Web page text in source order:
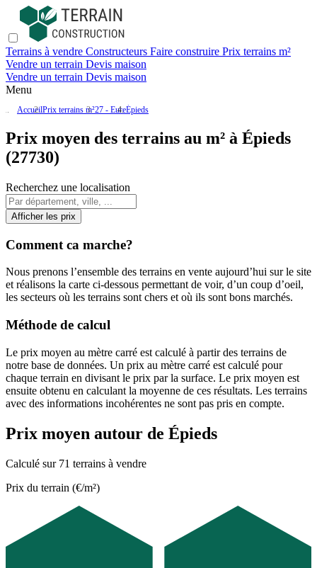
Terrains à vendre Constructeurs Faire construire Prix terrains m²
Vendre un terrain Devis maison
Vendre un terrain Devis maison
Menu
AccueilPrix terrains m²27 - EureÉpieds
Prix moyen des terrains au m² à Épieds
(27730)
Recherchez une localisation
Afficher les prix
Comment ca marche?
Nous prenons l’ensemble des terrains en vente aujourd’hui sur le site
et réalisons la carte ci-dessous permettant de voir, d’un coup d’oeil,
les secteurs où les terrains sont chers et où ils sont bons marchés.
Méthode de calcul
Le prix moyen au mètre carré est calculé à partir des terrains de
notre base de données. Un prix au mètre carré est calculé pour
chaque terrain en divisant le prix par la surface. Le prix moyen est
ensuite obtenu en calculant la moyenne de ces résultats. Les terrains
avec des informations incohérentes ne sont pas pris en compte.
Prix moyen autour de Épieds
Calculé sur 71 terrains à vendre
Prix du terrain (€/m²)